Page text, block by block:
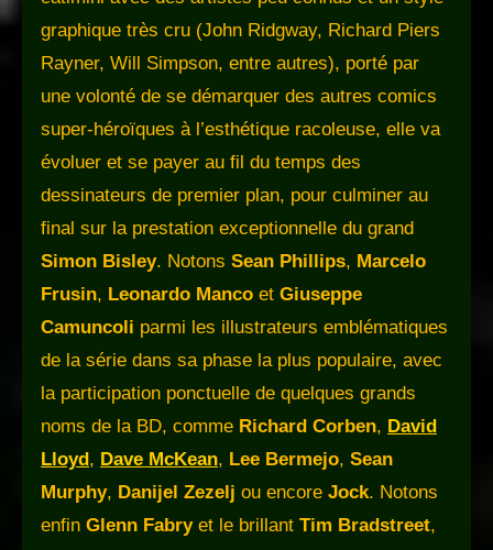
graphique très cru (John Ridgway, Richard Piers
Rayner, Will Simpson, entre autres), porté par
une volonté de se démarquer des autres comics
super-héroïques à l’esthétique racoleuse, elle va
évoluer et se payer au fil du temps des
dessinateurs de premier plan, pour culminer au
final sur la prestation exceptionnelle du grand
Simon Bisley. Notons Sean Phillips, Marcelo
Frusin, Leonardo Manco et Giuseppe
Camuncoli parmi les illustrateurs emblématiques
de la série dans sa phase la plus populaire, avec
la participation ponctuelle de quelques grands
noms de la BD, comme Richard Corben, David
Lloyd, Dave McKean, Lee Bermejo, Sean
Murphy, Danijel Zezelj ou encore Jock. Notons
enfin Glenn Fabryet le brillant Tim Bradstreet,